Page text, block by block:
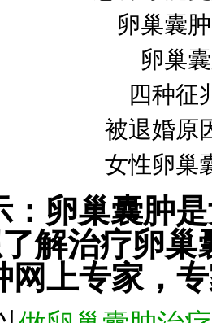
卵巢囊
卵巢
四种征
被退婚原
女性卵巢
卵巢囊肿
解治疗卵
网上专家，